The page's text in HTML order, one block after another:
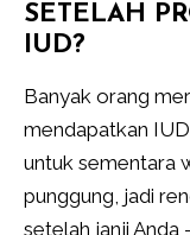
SETELAH
IUD?
Banyak orang
mendapatkan
untuk sementara
punggung, jadi
setelah janji Anda